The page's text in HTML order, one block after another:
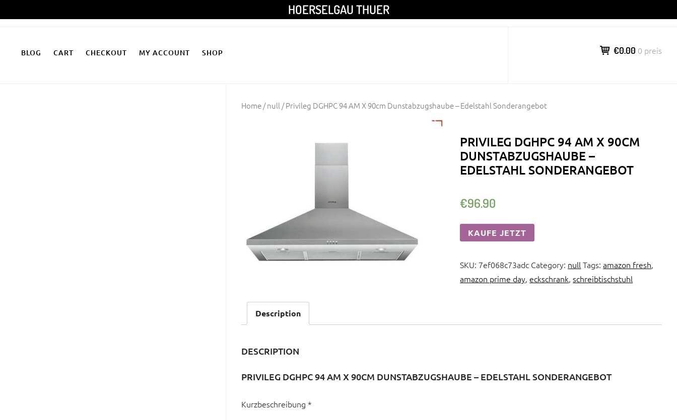
Inhalt
HOERSELGAU THUER
BLOG CART CHECKOUT MY ACCOUNT SHOP €0.00 0 preis
Home/null / Privileg DGHPC 94 AM X 90cm Dunstabzugshaube – Edelstahl Sonderangebot
PRIVILEG DGHPC 94 AM X 90CM
DUNSTABZUGSHAUBE –
EDELSTAHL SONDERANGEBOT
€96.90
KAUFE JETZT
SKU: 7ef068c73adc Category: nullTags:amazon fresh,
amazon prime day, eckschrank,schreibtischstuhl
Description
DESCRIPTION
PRIVILEG DGHPC 94 AM X 90CM DUNSTABZUGSHAUBE – EDELSTAHL SONDERANGEBOT
Kurzbeschreibung *